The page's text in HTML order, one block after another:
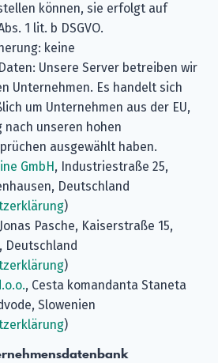
können, sie erfolgt auf
1 lit. b DSGVO.
keine
Unsere Server betreiben wir
Unternehmen. Es handelt sich
um Unternehmen aus der EU,
unseren hohen
ausgewählt haben.
GmbH , Industriestraße 25,
Deutschland
)
Pasche, Kaiserstraße 15,
Deutschland
)
, Cesta komandanta Staneta
Slowenien
)